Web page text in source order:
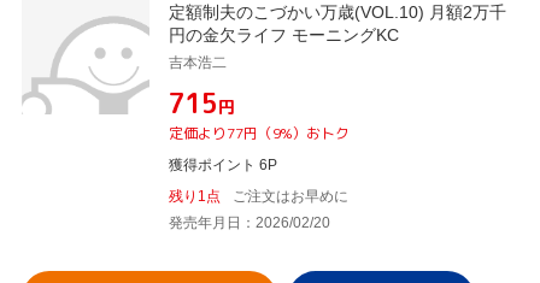
定額制夫のこづかい万歳(VOL.10) 月額2万千
円の金欠ライフ モーニングKC
吉本浩二
¥715円
定価より77円（9%）おトク
獲得ポイント 6P
残り1点
ご注文はお早めに
発売年月日：2026/02/20